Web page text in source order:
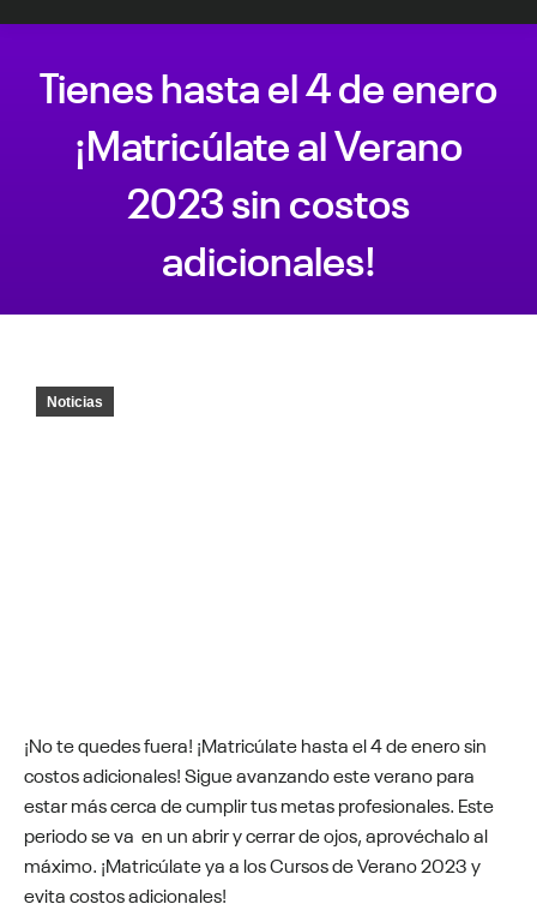
Tienes hasta el 4 de enero
¡Matricúlate al Verano
2023 sin costos
adicionales!
Noticias
¡No te quedes fuera! ¡Matricúlate hasta el 4 de enero sin
costos adicionales! Sigue avanzando este verano para
estar más cerca de cumplir tus metas profesionales. Este
periodo se va en un abrir y cerrar de ojos, aprovéchalo al
máximo. ¡Matricúlate ya a los Cursos de Verano 2023 y
evita costos adicionales!